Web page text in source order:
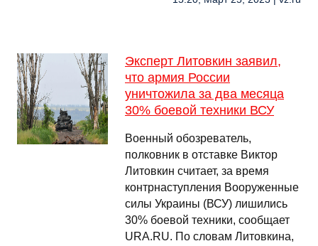
Эксперт Литовкин заявил,
что армия России
уничтожила за два месяца
30% боевой техники ВСУ
Военный обозреватель,
полковник в отставке Виктор
Литовкин считает, за время
контрнаступления Вооруженные
силы Украины (ВСУ) лишились
30% боевой техники, сообщает
URA.RU. По словам Литовкина,